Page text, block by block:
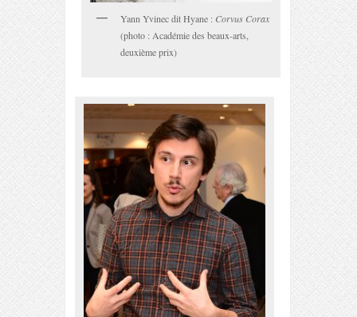
Yann Yvinec dit Hyane : Corvus Corax
(photo : Académie des beaux-arts,
deuxième prix)